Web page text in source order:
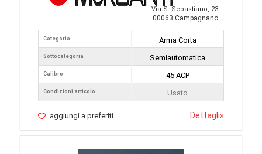
Via S. Sebastiano, 23
00063 Campagnano
Categoria
Sottocategoria
Calibro
Condizioni articolo
Arma Corta
Semiautomatica
45 ACP
Usato
aggiungi a preferiti Dettagli»